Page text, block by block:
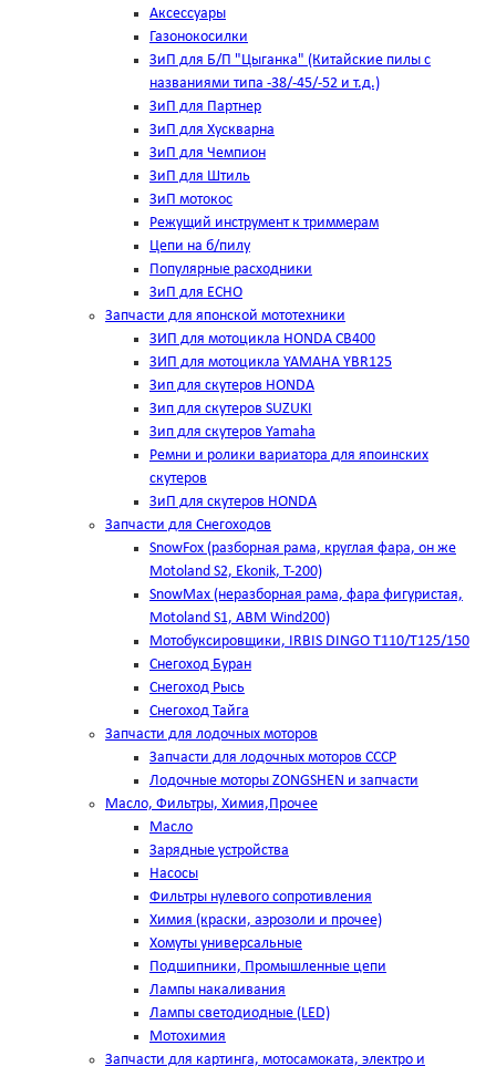
Аксессуары
Газонокосилки
ЗиП для Б/П "Цыганка" (Китайские пилы с
названиями типа -38/-45/-52 и т.д.)
ЗиП для Партнер
ЗиП для Хускварна
ЗиП для Чемпион
ЗиП для Штиль
ЗиП мотокос
Режущий инструмент к триммерам
Цепи на б/пилу
Популярные расходники
ЗиП для ЕСНО
Запчасти для японской мототехники
ЗИП для мотоцикла HONDA CB400
ЗИП для мотоцикла YAMAHA YBR125
Зип для скутеров HONDA
Зип для скутеров SUZUKI
Зип для скутеров Yamaha
Ремни и ролики вариатора для япоинских
скутеров
ЗиП для скутеров HONDA
Запчасти для Снегоходов
SnowFox (разборная рама, круглая фара, он же
Motoland S2, Ekonik, T-200)
SnowMax (неразборная рама, фара фигуристая,
Motoland S1, ABM Wind200)
Мотобуксировщики, IRBIS DINGO Т110/Т125/150
Снегоход Буран
Снегоход Рысь
Снегоход Тайга
Запчасти для лодочных моторов
Запчасти для лодочных моторов СССР
Лодочные моторы ZONGSHEN и запчасти
Масло, Фильтры, Химия,Прочее
Масло
Зарядные устройства
Насосы
Фильтры нулевого сопротивления
Химия (краски, аэрозоли и прочее)
Хомуты универсальные
Подшипники, Промышленные цепи
Лампы накаливания
Лампы светодиодные (LED)
Мотохимия
Запчасти для картинга, мотосамоката, электро и